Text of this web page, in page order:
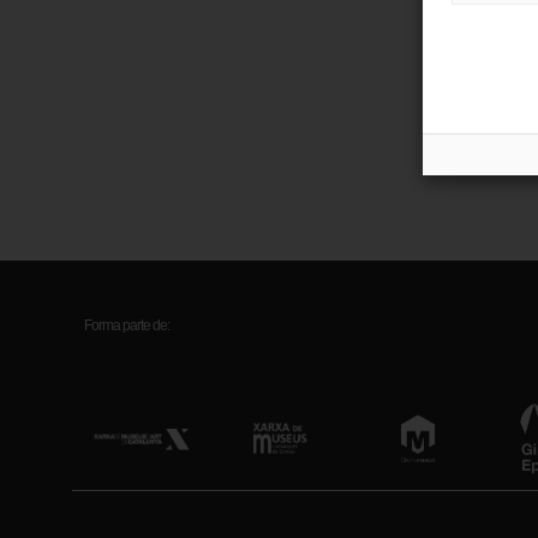
Forma parte de: